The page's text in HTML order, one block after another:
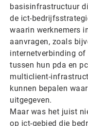
basisinfrastructuur
de ict-
waarin werknemers
aanvragen, zoals
internetverbinding
tussen hun pda en
multiclient-
kunnen bepalen
uitgegeven.
Maar was het juist
op ict-gebied die